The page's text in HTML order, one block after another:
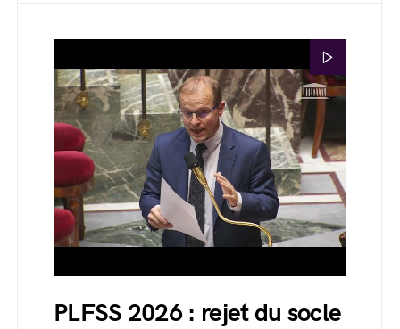
PLFSS 2026 : rejet du socle